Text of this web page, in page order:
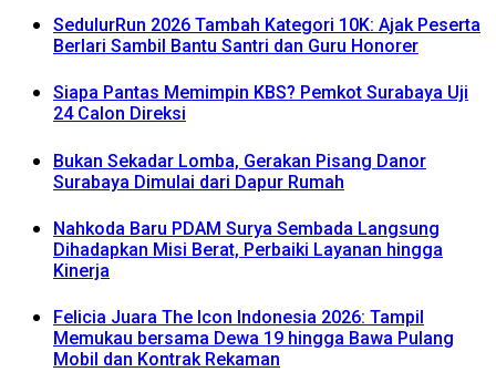
SedulurRun 2026 Tambah Kategori 10K: Ajak Peserta
Berlari Sambil Bantu Santri dan Guru Honorer
Siapa Pantas Memimpin KBS? Pemkot Surabaya Uji
24 Calon Direksi
Bukan Sekadar Lomba, Gerakan Pisang Danor
Surabaya Dimulai dari Dapur Rumah
Nahkoda Baru PDAM Surya Sembada Langsung
Dihadapkan Misi Berat, Perbaiki Layanan hingga
Kinerja
Felicia Juara The Icon Indonesia 2026: Tampil
Memukau bersama Dewa 19 hingga Bawa Pulang
Mobil dan Kontrak Rekaman